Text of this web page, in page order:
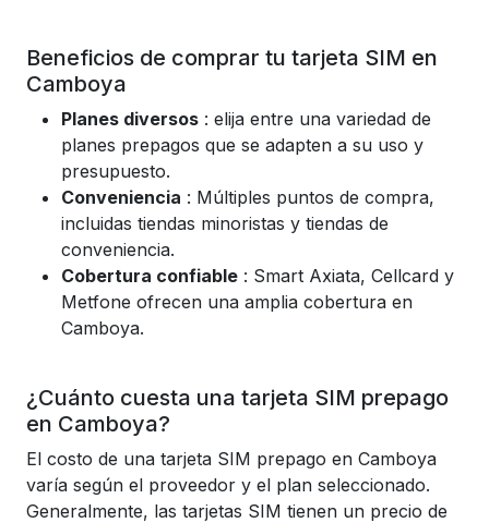
Beneficios de comprar tu tarjeta SIM en
Camboya
Planes diversos : elija entre una variedad de
planes prepagos que se adapten a su uso y
presupuesto.
Conveniencia : Múltiples puntos de compra,
incluidas tiendas minoristas y tiendas de
conveniencia.
Cobertura confiable : Smart Axiata, Cellcard y
Metfone ofrecen una amplia cobertura en
Camboya.
¿Cuánto cuesta una tarjeta SIM prepago
en Camboya?
El costo de una tarjeta SIM prepago en Camboya
varía según el proveedor y el plan seleccionado.
Generalmente, las tarjetas SIM tienen un precio de